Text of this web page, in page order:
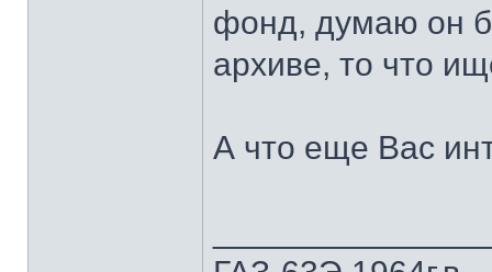
фонд, думаю он
архиве, то что
А что еще Вас